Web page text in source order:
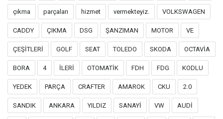
çıkma parçaları hizmet vermekteyiz. VOLKSWAGEN
CADDY ÇIKMA DSG ŞANZIMAN MOTOR VE
ÇEŞİTLERİ GOLF SEAT TOLEDO SKODA OCTAVİA
BORA 4 İLERİ OTOMATİK FDH FDG KODLU
YEDEK PARÇA CRAFTER AMAROK CKU 2.0
SANDIK ANKARA YILDIZ SANAYİ VW AUDİ